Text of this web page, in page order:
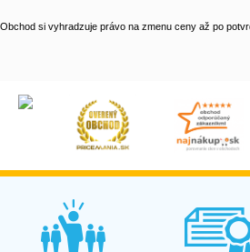
Obchod si vyhradzuje právo na zmenu ceny až po